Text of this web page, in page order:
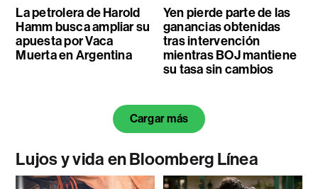
La petrolera de Harold
Hamm busca ampliar su
apuesta por Vaca
Muerta en Argentina
Yen pierde parte de las
ganancias obtenidas
tras intervención
mientras BOJ mantiene
su tasa sin cambios
Cargar más
Lujos y vida en Bloomberg Línea